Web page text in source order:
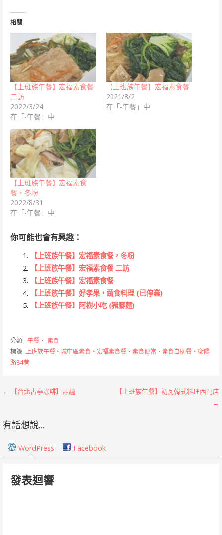
相關
【上班族午餐】宏福素食餐
二訪
2022/3/24
在「-午餐」中
【上班族午餐】宏福素食餐
2021/8/2
在「-午餐」中
【上班族午餐】宏福素食
餐，冬粉
2022/8/31
在「-午餐」中
你可能也會有興趣：
【上班族午餐】宏福素食餐，冬粉
【上班族午餐】宏福素食餐 二訪
【上班族午餐】宏福素食餐
【上班族午餐】好孝果，蔬食料理 (已停業)
【上班族午餐】阿樹小吃 (豬腳麵)
分類: -午餐、 -素食
標籤: 上班族午餐、 城中區素食、 宏福素食餐、 素食便當、 素食自助餐、 衡陽
路84巷
文
導
覽
← 【台北古亭咖啡】艸蘊
【上班族午餐】初瓦韓式料理西門店
→
有話想說...
WordPress Facebook
發表迴響